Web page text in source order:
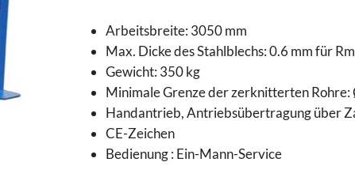
Arbeitsbreite: 3050 mm
Max. Dicke des Stahlblechs: 0.6 mm für
Gewicht: 350 kg
Minimale Grenze der zerknitterten Rohre:
Handantrieb, Antriebsübertragung über
CE-Zeichen
Bedienung : Ein-Mann-Service